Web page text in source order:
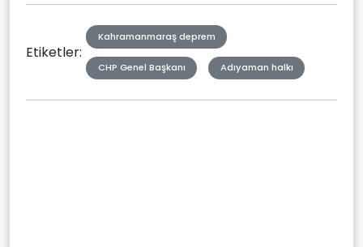
Etiketler:
Kahramanmaraş deprem
CHP Genel Başkanı Adıyaman halkı